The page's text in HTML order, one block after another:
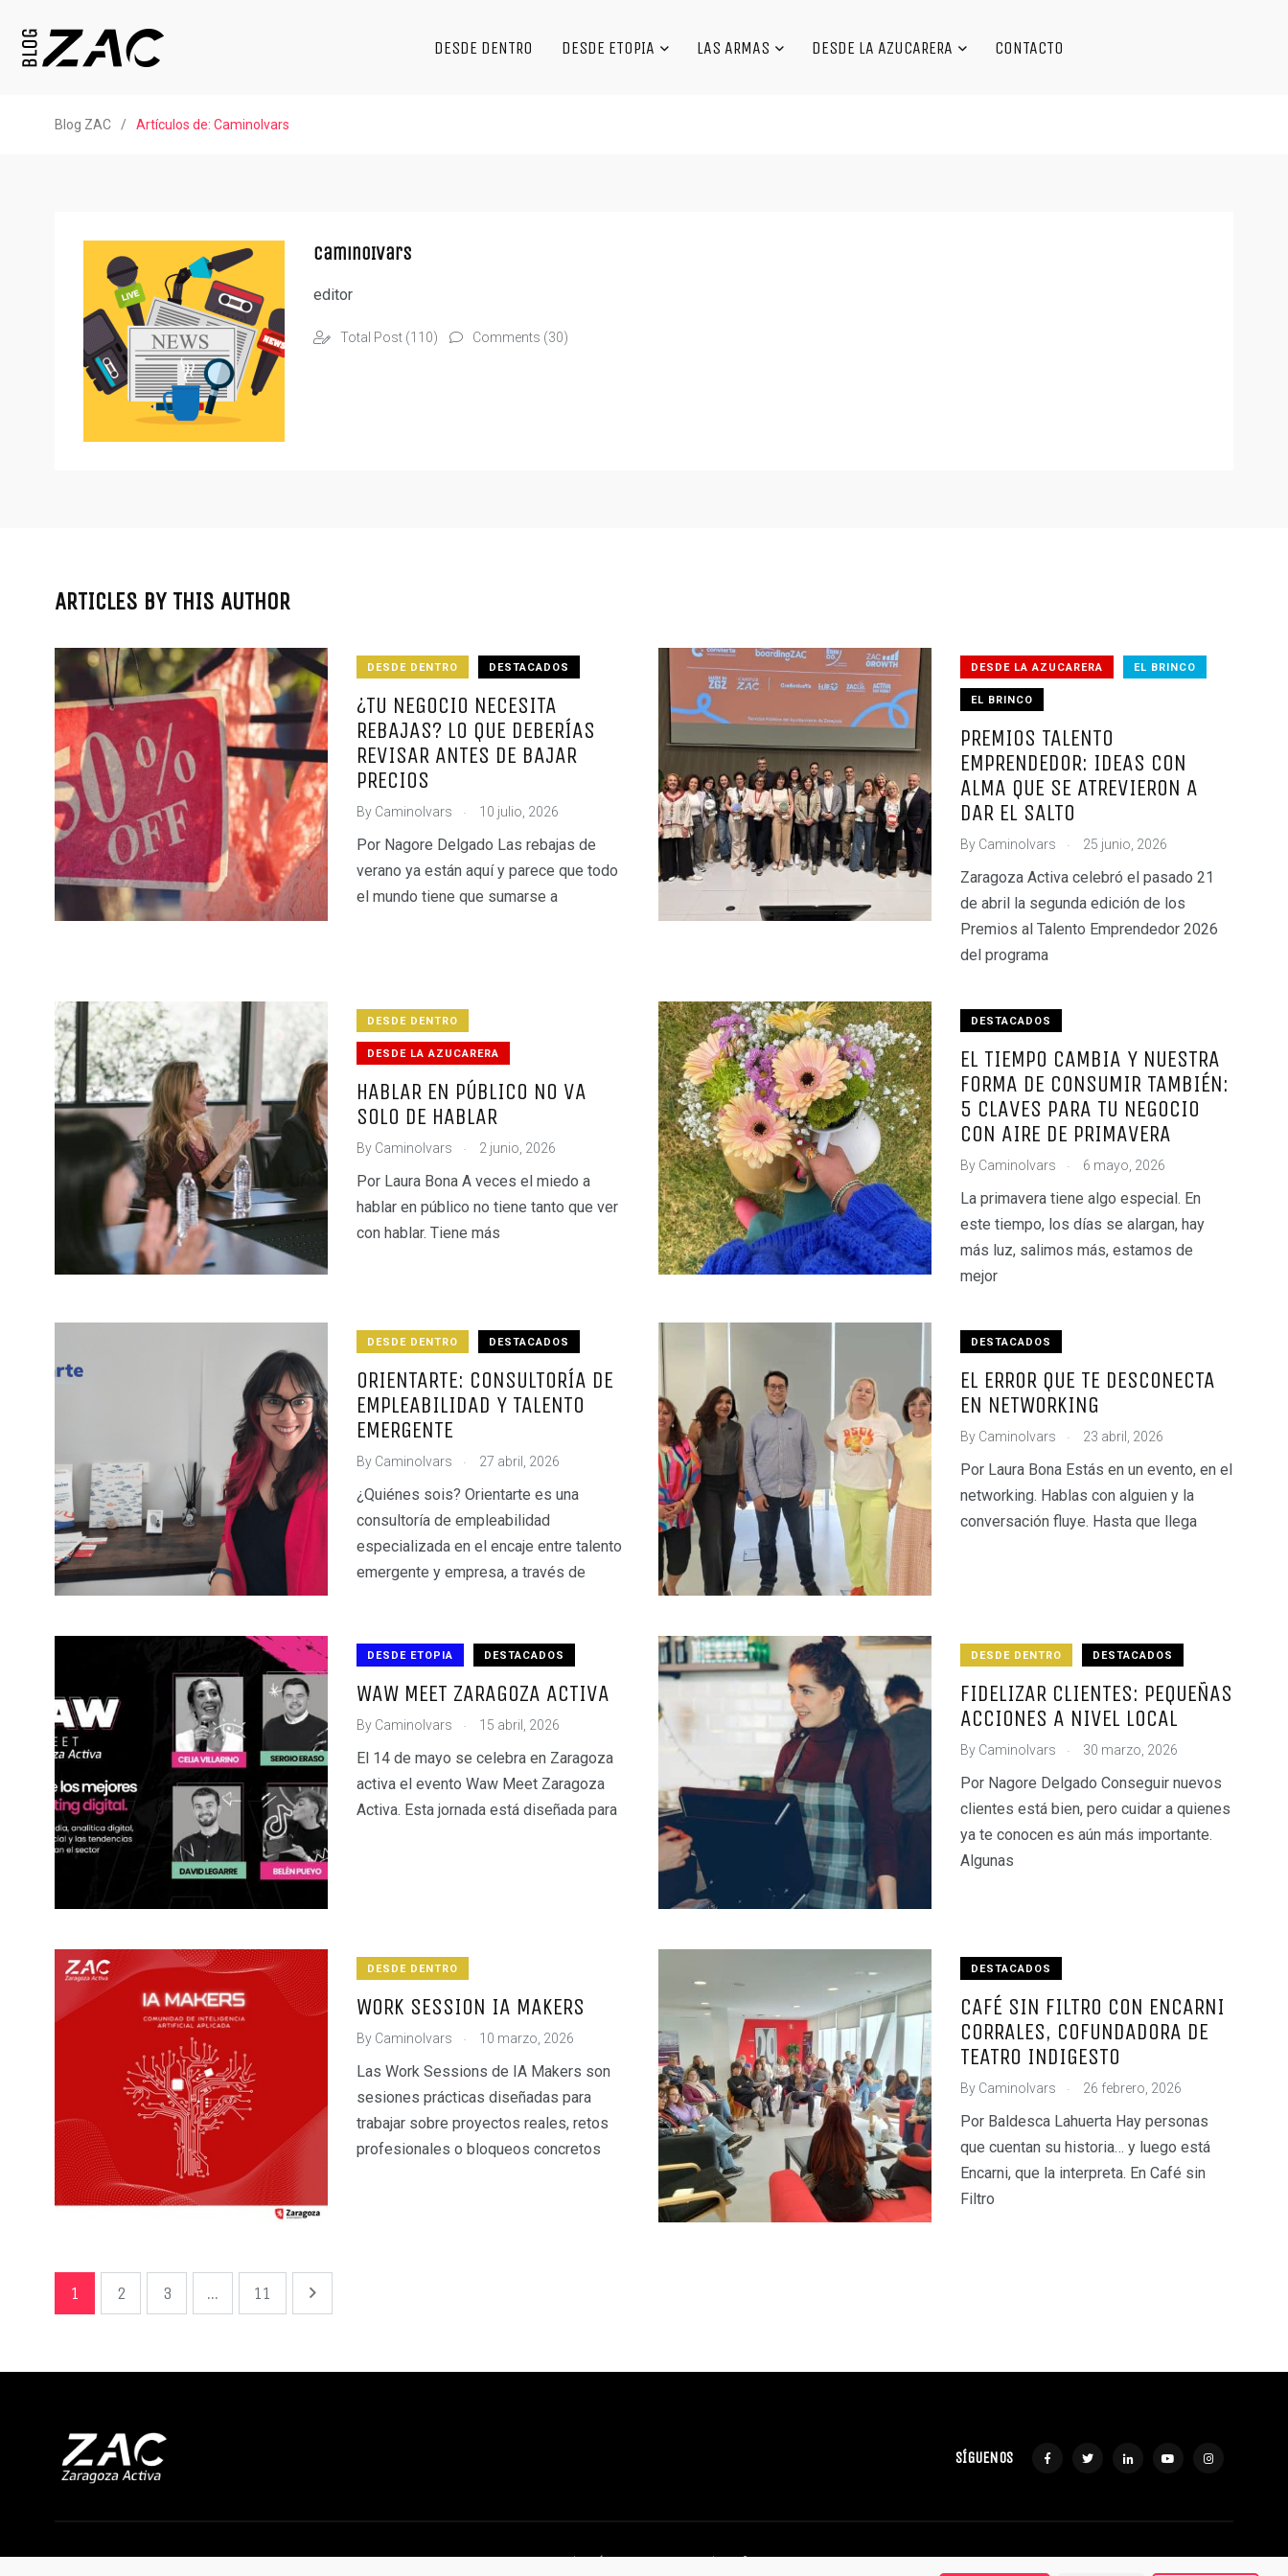
DESDE DENTRO DESDE ETOPIA LAS ARMAS DESDE LA AZUCARERA CONTACTO
Blog ZAC / Artículos de: CaminoIvars
CaminoIvars
editor
Total Post (110) Comments (30)
ARTICLES BY THIS AUTHOR
DESDE DENTRO DESTACADOS
¿TU NEGOCIO NECESITA
REBAJAS? LO QUE DEBERÍAS
REVISAR ANTES DE BAJAR
PRECIOS
By CaminoIvars 10 julio, 2026
Por Nagore Delgado Las rebajas de
verano ya están aquí y parece que todo
el mundo tiene que sumarse a
DESDE LA AZUCARERA EL BRINCO
EL BRINCO
PREMIOS TALENTO
EMPRENDEDOR: IDEAS CON
ALMA QUE SE ATREVIERON A
DAR EL SALTO
By CaminoIvars 25 junio, 2026
Zaragoza Activa celebró el pasado 21
de abril la segunda edición de los
Premios al Talento Emprendedor 2026
del programa
DESDE DENTRO
DESDE LA AZUCARERA
HABLAR EN PÚBLICO NO VA
SOLO DE HABLAR
By CaminoIvars 2 junio, 2026
Por Laura Bona A veces el miedo a
hablar en público no tiene tanto que ver
con hablar. Tiene más
DESTACADOS
EL TIEMPO CAMBIA Y NUESTRA
FORMA DE CONSUMIR TAMBIÉN:
5 CLAVES PARA TU NEGOCIO
CON AIRE DE PRIMAVERA
By CaminoIvars 6 mayo, 2026
La primavera tiene algo especial. En
este tiempo, los días se alargan, hay
más luz, salimos más, estamos de
mejor
DESDE DENTRO DESTACADOS
ORIENTARTE: CONSULTORÍA DE
EMPLEABILIDAD Y TALENTO
EMERGENTE
By CaminoIvars 27 abril, 2026
¿Quiénes sois? Orientarte es una
consultoría de empleabilidad
especializada en el encaje entre talento
emergente y empresa, a través de
DESTACADOS
EL ERROR QUE TE DESCONECTA
EN NETWORKING
By CaminoIvars 23 abril, 2026
Por Laura Bona Estás en un evento, en el
networking. Hablas con alguien y la
conversación fluye. Hasta que llega
DESDE ETOPIA DESTACADOS
WAW MEET ZARAGOZA ACTIVA
By CaminoIvars 15 abril, 2026
El 14 de mayo se celebra en Zaragoza
activa el evento Waw Meet Zaragoza
Activa. Esta jornada está diseñada para
DESDE DENTRO DESTACADOS
FIDELIZAR CLIENTES: PEQUEÑAS
ACCIONES A NIVEL LOCAL
By CaminoIvars 30 marzo, 2026
Por Nagore Delgado Conseguir nuevos
clientes está bien, pero cuidar a quienes
ya te conocen es aún más importante.
Algunas
DESDE DENTRO
WORK SESSION IA MAKERS
By CaminoIvars 10 marzo, 2026
Las Work Sessions de IA Makers son
sesiones prácticas diseñadas para
trabajar sobre proyectos reales, retos
profesionales o bloqueos concretos
DESTACADOS
CAFÉ SIN FILTRO CON ENCARNI
CORRALES, COFUNDADORA DE
TEATRO INDIGESTO
By CaminoIvars 26 febrero, 2026
Por Baldesca Lahuerta Hay personas
que cuentan su historia… y luego está
Encarni, que la interpreta. En Café sin
Filtro
1 2 3 ... 11
SÍGUENOS
ZARAGOZA ACTIVA © 2021 |POLÍTICA DE PRIVACIDAD| DISEÑO WEBESTUDIO BLU